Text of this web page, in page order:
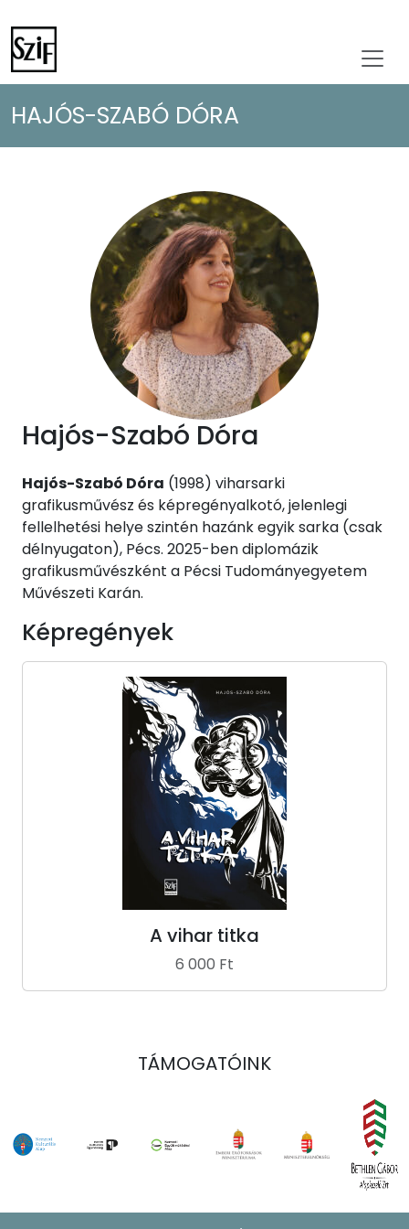
HAJÓS-SZABÓ DÓRA
Hajós-Szabó Dóra
Hajós-Szabó Dóra (1998) viharsarki
grafikusművész és képregényalkotó, jelenlegi
fellelhetési helye szintén hazánk egyik sarka (csak
délnyugaton), Pécs. 2025-ben diplomázik
grafikusművészként a Pécsi Tudományegyetem
Művészeti Karán.
Képregények
A vihar titka
6 000 Ft
TÁMOGATÓINK